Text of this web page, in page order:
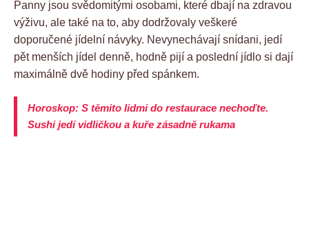
Panny jsou svědomitými osobami, které dbají na zdravou
výživu, ale také na to, aby dodržovaly veškeré
doporučené jídelní návyky. Nevynechávají snídani, jedí
pět menších jídel denně, hodně pijí a poslední jídlo si dají
maximálně dvě hodiny před spánkem.
Horoskop: S těmito lidmi do restaurace nechoďte.
Sushi jedí vidličkou a kuře zásadně rukama